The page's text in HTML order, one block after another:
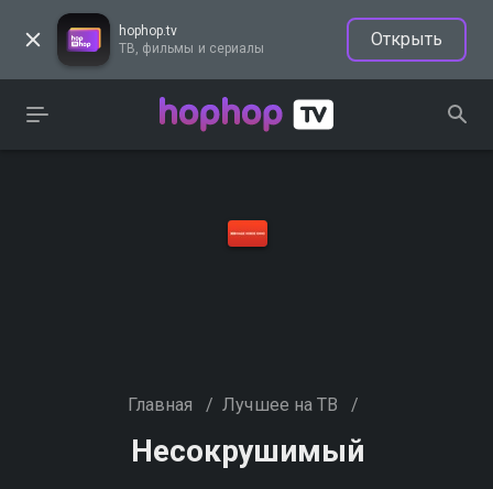
hophop.tv
ТВ, фильмы и сериалы
Открыть
Главная / Лучшее на ТВ /
Несокрушимый